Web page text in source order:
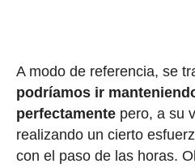
A modo de referencia, se
podríamos ir
perfectamentepero, a su
realizando un cierto
con el paso de las horas.